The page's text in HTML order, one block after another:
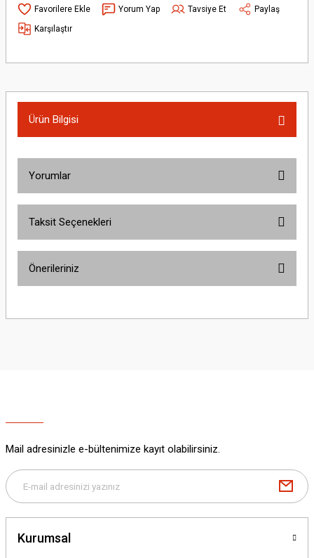
Yorum Yap Tavsiye Et
Paylaş
Karşılaştır
Ürün Bilgisi
Yorumlar
Taksit Seçenekleri
Önerileriniz
yetersiz gördüğünüz noktaları öneri formunu kullanarak tarafımıza
Bu ürüne benzer farklı alternatifler olmalı.
Mail adresinizle e-bültenimize kayıt olabilirsiniz.
Kurumsal